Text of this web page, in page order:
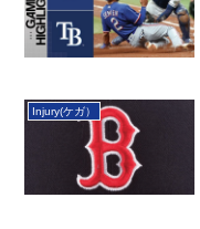
Injury(ケガ）